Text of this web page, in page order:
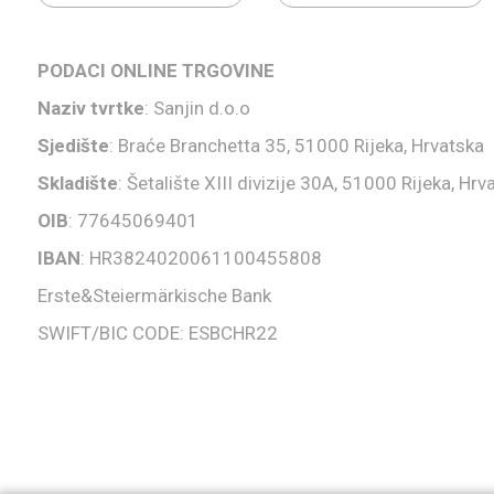
PODACI ONLINE TRGOVINE
Naziv tvrtke: Sanjin d.o.o
Sjedište: Braće Branchetta 35, 51000 Rijeka, Hrvatska
Skladište: Šetalište XIII divizije 30A, 51000 Rijeka,
OIB: 77645069401
IBAN: HR3824020061100455808
Erste&Steiermärkische Bank
SWIFT/BIC CODE: ESBCHR22